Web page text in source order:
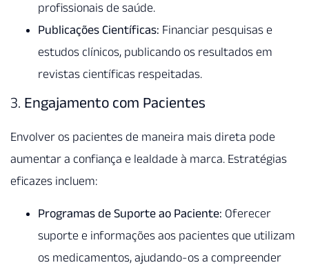
profissionais de saúde.
Publicações Científicas: Financiar pesquisas e
estudos clínicos, publicando os resultados em
revistas científicas respeitadas.
3. Engajamento com Pacientes
Envolver os pacientes de maneira mais direta pode
aumentar a confiança e lealdade à marca. Estratégias
eficazes incluem:
Programas de Suporte ao Paciente: Oferecer
suporte e informações aos pacientes que utilizam
os medicamentos, ajudando-os a compreender